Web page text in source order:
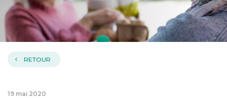
RETOUR
19 mai 2020